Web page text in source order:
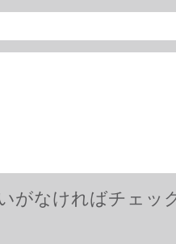
がなければチェッ